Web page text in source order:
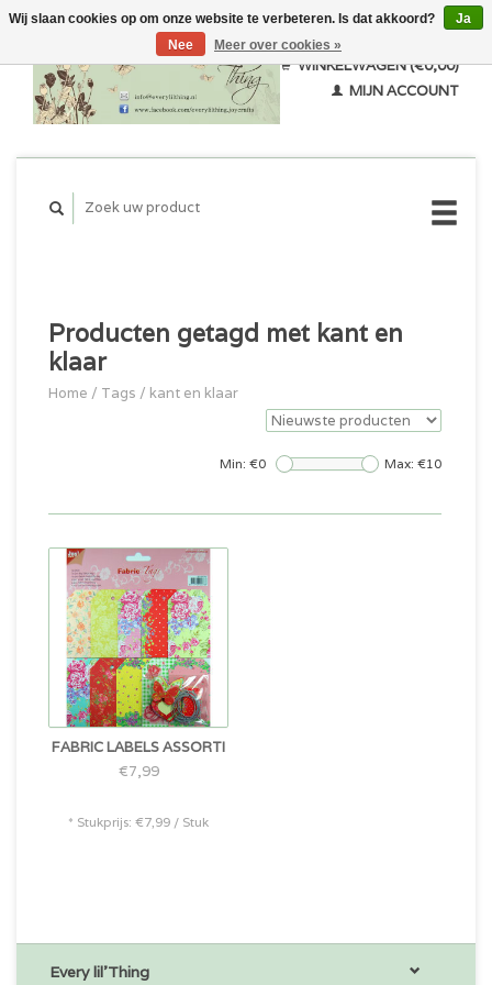
WINKELWAGEN (€0,00)
MIJN ACCOUNT
Producten getagd met kant en
klaar
Home / Tags / kant en klaar
Min: €0 Max: €10
FABRIC LABELS ASSORTI
€7,99
* Stukprijs: €7,99 / Stuk
Every lil'Thing
Wij slaan cookies op om onze website te verbeteren. Is dat akkoord?
Ja
Nee
Meer over cookies »